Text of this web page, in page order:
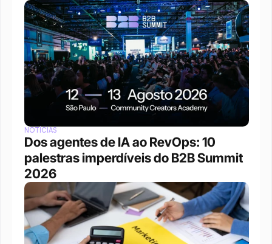
NOTÍCIAS
Dos agentes de IA ao RevOps: 10
palestras imperdíveis do B2B Summit
2026